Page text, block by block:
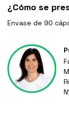
¿Cómo se
Envase de 90